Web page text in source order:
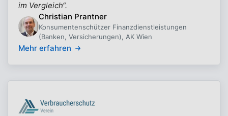
im Vergleich“.
Christian Prantner
Konsumentenschützer Finanzdienstleistungen
(Banken, Versicherungen), AK Wien
Mehr erfahren